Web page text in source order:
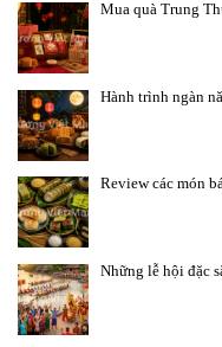
Mua quà Trung
Hành trình ngàn
Review các món
Những lễ hội đặc